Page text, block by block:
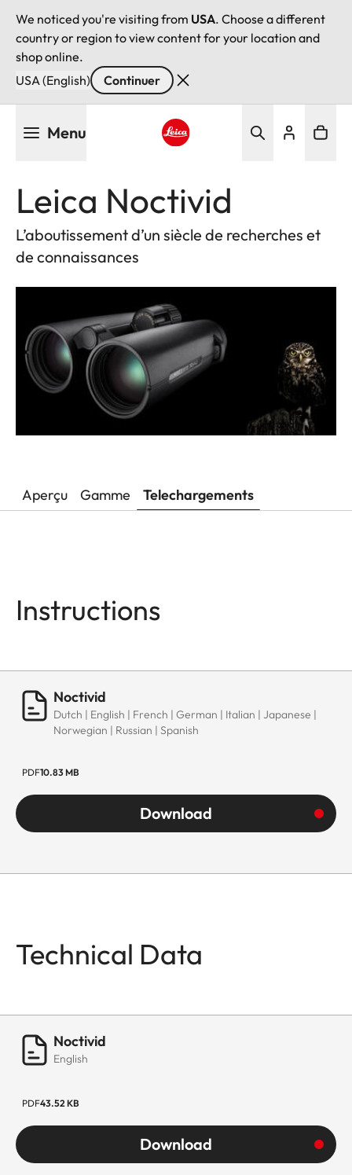
We noticed you're visiting from USA. Choose a different
country or region to view content for your location and
shop online.
USA (English)
Continuer
Menu
Leica Noctivid
L’aboutissement d’un siècle de recherches et
de connaissances
Aperçu Gamme Telechargements
Instructions
Noctivid
Dutch | English | French | German | Italian | Japanese |
Norwegian | Russian | Spanish
PDF10.83 MB
Download
Technical Data
Noctivid
English
PDF43.52 KB
Download